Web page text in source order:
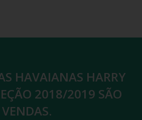
HAVAIANAS HARRY
2018/2019 SÃO